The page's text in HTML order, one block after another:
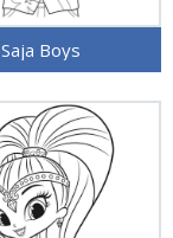
Saja Boys